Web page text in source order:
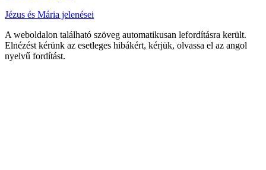
Jézus és Mária jelenései
A weboldalon található szöveg automatikusan lefordításra került.
Elnézést kérünk az esetleges hibákért, kérjük, olvassa el az angol
nyelvű fordítást.